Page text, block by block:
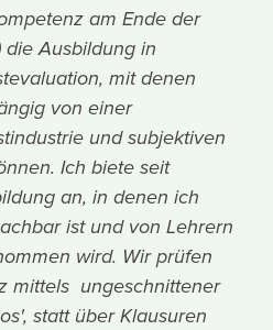
am Ende der
die Ausbildung in
mit denen
von einer
und subjektiven
Ich biete seit
an, in denen ich
ist und von Lehrern
wird. Wir prüfen
mittels ungeschnittener
statt über Klausuren